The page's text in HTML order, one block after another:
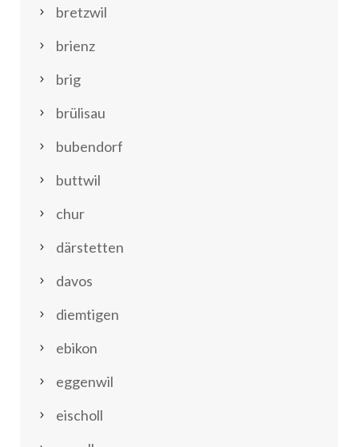
bretzwil
brienz
brig
brülisau
bubendorf
buttwil
chur
därstetten
davos
diemtigen
ebikon
eggenwil
eischoll